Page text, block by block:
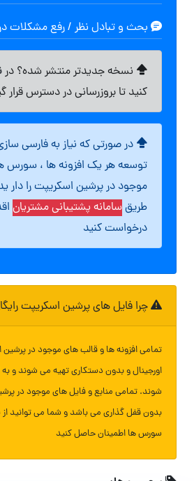
بحث و تبادل نظر / رفع مشکلات
نسخه جدیدتر منتشر شده؟ در
کنید تا بروزرسانی در دسترس قرار
در صورتی که نیاز به فارسی
توسعه هر یک افزونه ها ، سورس
موجود در پرشین اسکریپت را دار
طریقسامانه پشتیبانی مشتریان
درخواست کنید
چرا فایل های پرشین اسکریپت
تمامی افزونه ها و قالب های موجود در
اورجینال و بدون دستکاری تهیه می شوند و
شوند. تمامی منابع و فایل های موجود در
بدون قفل گذاری می باشد و شما می توانید
سورس ها اطمینان حاصل کنید